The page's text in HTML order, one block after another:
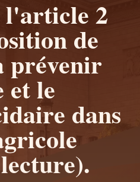
2
de
prévenir
et le
dans